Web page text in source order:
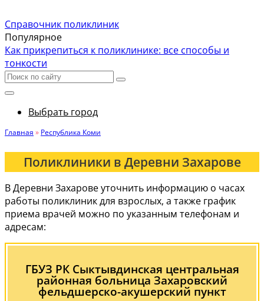
Справочник поликлиник
Популярное
Как прикрепиться к поликлинике: все способы и
тонкости
Выбрать город
Главная » Республика Коми
Поликлиники в Деревни Захарове
В Деревни Захарове уточнить информацию о часах
работы поликлиник для взрослых, а также график
приема врачей можно по указанным телефонам и
адресам:
ГБУЗ РК Сыктывдинская центральная
районная больница Захаровский
фельдшерско-акушерский пункт